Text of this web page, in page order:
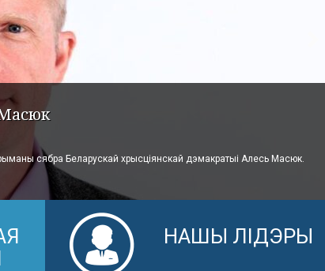
сябра Беларускай хрысціянскай дэмакратыі Алесь Масюк.
НАШЫ ЛІДЭРЫ